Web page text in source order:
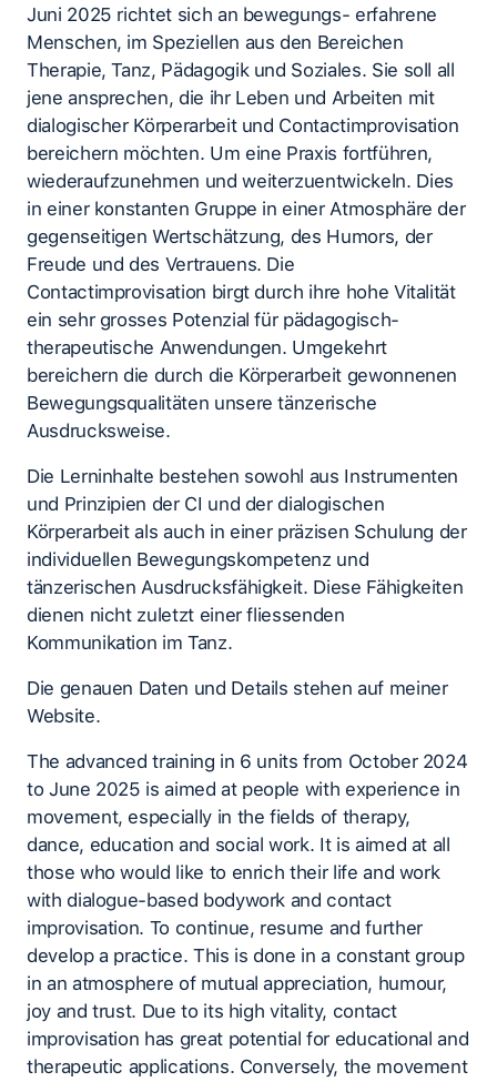
Juni 2025 richtet sich an bewegungs- erfahrene
Menschen, im Speziellen aus den Bereichen
Therapie, Tanz, Pädagogik und Soziales. Sie soll all
jene ansprechen, die ihr Leben und Arbeiten mit
dialogischer Körperarbeit und Contactimprovisation
bereichern möchten. Um eine Praxis fortführen,
wiederaufzunehmen und weiterzuentwickeln. Dies
in einer konstanten Gruppe in einer Atmosphäre der
gegenseitigen Wertschätzung, des Humors, der
Freude und des Vertrauens. Die
Contactimprovisation birgt durch ihre hohe Vitalität
ein sehr grosses Potenzial für pädagogisch-
therapeutische Anwendungen. Umgekehrt
bereichern die durch die Körperarbeit gewonnenen
Bewegungsqualitäten unsere tänzerische
Ausdrucksweise.
Die Lerninhalte bestehen sowohl aus Instrumenten
und Prinzipien der CI und der dialogischen
Körperarbeit als auch in einer präzisen Schulung der
individuellen Bewegungskompetenz und
tänzerischen Ausdrucksfähigkeit. Diese Fähigkeiten
dienen nicht zuletzt einer fliessenden
Kommunikation im Tanz.
Die genauen Daten und Details stehen auf meiner
Website.
The advanced training in 6 units from October 2024
to June 2025 is aimed at people with experience in
movement, especially in the fields of therapy,
dance, education and social work. It is aimed at all
those who would like to enrich their life and work
with dialogue-based bodywork and contact
improvisation. To continue, resume and further
develop a practice. This is done in a constant group
in an atmosphere of mutual appreciation, humour,
joy and trust. Due to its high vitality, contact
improvisation has great potential for educational and
therapeutic applications. Conversely, the movement